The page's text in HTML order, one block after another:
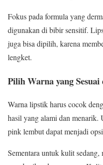
Fokus pada formula yang
digunakan di bibir sensitif.
juga bisa dipilih, karena
lengket.
Pilih Warna yang
Warna lipstik harus cocok
hasil yang alami dan
pink lembut dapat menjadi
Sementara untuk kulit sedang,